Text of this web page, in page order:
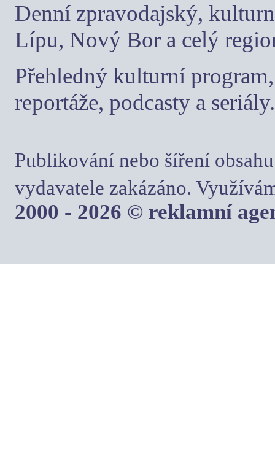
Denní zpravodajský,
Lípu, Nový Bor a celý
Přehledný kulturní
reportáže, podcasty a seriály.
Publikování nebo šíření
vydavatele zakázáno.
2000 - 2026 © reklamní